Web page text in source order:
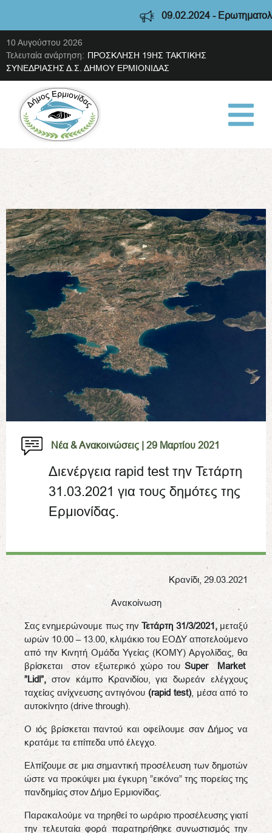
09.02.2024 - Ερωτηματολόγιο
10 Αυγούστου 2026
Τελευταία ανάρτηση: ΠΡΟΣΚΛΗΣΗ 19ΗΣ ΤΑΚΤΙΚΗΣ
ΣΥΝΕΔΡΙΑΣΗΣ Δ.Σ. ΔΗΜΟΥ ΕΡΜΙΟΝΙΔΑΣ
Νέα & Ανακοινώσεις | 29 Μαρτίου 2021
Διενέργεια rapid test την Τετάρτη
31.03.2021 για τους δημότες της
Ερμιονίδας.
Κρανίδι, 29.03.2021
Ανακοίνωση
Σας ενημερώνουμε πως τηνΤετάρτη 31/3/2021,μεταξύ
ωρών 10.00 – 13.00, κλιμάκιο του ΕΟΔΥ αποτελούμενο
από την Κινητή Ομάδα Υγείας (ΚΟΜΥ) Αργολίδας, θα
βρίσκεται στον εξωτερικό χώρο τουSuper
Market
”Lidl”, στον κάμπο Κρανιδίου, για δωρεάν ελέγχους
ταχείας ανίχνευσης αντιγόνου(rapid test), μέσα από το
αυτοκίνητο (drive through).
Ο ιός βρίσκεται παντού και οφείλουμε σαν Δήμος να
κρατάμε τα επίπεδα υπό έλεγχο.
Ελπίζουμε σε μια σημαντική προσέλευση των δημοτών
ώστε να προκύψει μια έγκυρη ”εικόνα” της πορείας της
πανδημίας στον Δήμο Ερμιονίδας.
Παρακαλούμε να τηρηθεί το ωράριο προσέλευσης γιατί
την τελευταία φορά παρατηρήθηκε συνωστισμός την